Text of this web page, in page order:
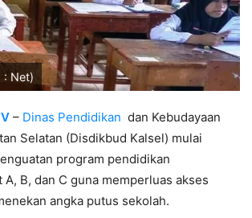
: Net)
– Dinas Pendidikan dan Kebudayaan
Selatan (Disdikbud Kalsel) mulai
program pendidikan
A, B, dan C guna memperluas akses
angka putus sekolah.